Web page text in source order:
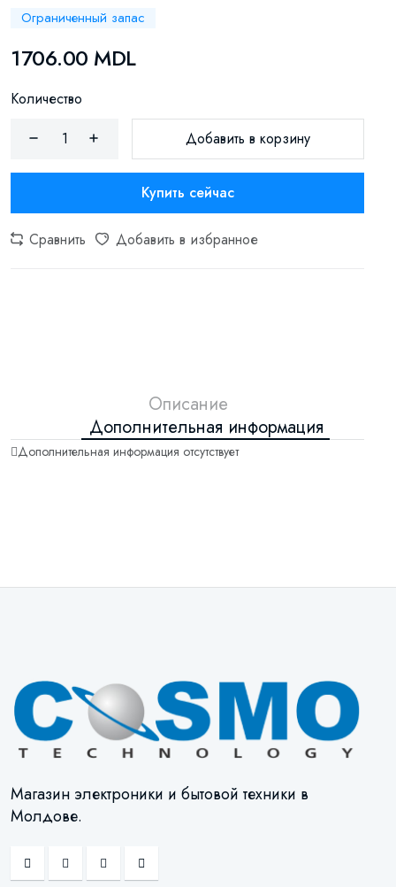
Ограниченный запас
1706.00 MDL
Количество
Добавить в корзину
Купить сейчас
Сравнить Добавить в избранное
Описание
Дополнительная информация
Дополнительная информация отсутствует
Магазин электроники и бытовой техники в
Молдове.